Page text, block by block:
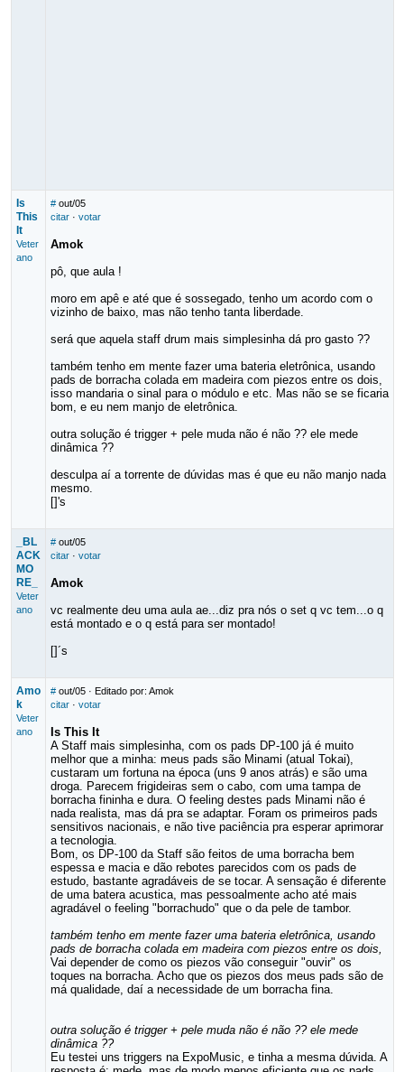
Is
This
It
Veter
ano
# out/05
citar· votar
Amok
pô, que aula !
moro em apê e até que é sossegado, tenho um acordo com o
vizinho de baixo, mas não tenho tanta liberdade.
será que aquela staff drum mais simplesinha dá pro gasto ??
também tenho em mente fazer uma bateria eletrônica, usando
pads de borracha colada em madeira com piezos entre os dois,
isso mandaria o sinal para o módulo e etc. Mas não se se ficaria
bom, e eu nem manjo de eletrônica.
outra solução é trigger + pele muda não é não ?? ele mede
dinâmica ??
desculpa aí a torrente de dúvidas mas é que eu não manjo nada
mesmo.
[]'s
_BL
ACK
MO
RE_
Veter
ano
# out/05
citar· votar
Amok
vc realmente deu uma aula ae...diz pra nós o set q vc tem...o q
está montado e o q está para ser montado!
[]´s
Amo
k
Veter
ano
# out/05· Editado por: Amok
citar· votar
Is This It
A Staff mais simplesinha, com os pads DP-100 já é muito
melhor que a minha: meus pads são Minami (atual Tokai),
custaram um fortuna na época (uns 9 anos atrás) e são uma
droga. Parecem frigideiras sem o cabo, com uma tampa de
borracha fininha e dura. O feeling destes pads Minami não é
nada realista, mas dá pra se adaptar. Foram os primeiros pads
sensitivos nacionais, e não tive paciência pra esperar aprimorar
a tecnologia.
Bom, os DP-100 da Staff são feitos de uma borracha bem
espessa e macia e dão rebotes parecidos com os pads de
estudo, bastante agradáveis de se tocar. A sensação é diferente
de uma batera acustica, mas pessoalmente acho até mais
agradável o feeling "borrachudo" que o da pele de tambor.
também tenho em mente fazer uma bateria eletrônica, usando
pads de borracha colada em madeira com piezos entre os dois,
Vai depender de como os piezos vão conseguir "ouvir" os
toques na borracha. Acho que os piezos dos meus pads são de
má qualidade, daí a necessidade de um borracha fina.
outra solução é trigger + pele muda não é não ?? ele mede
dinâmica ??
Eu testei uns triggers na ExpoMusic, e tinha a mesma dúvida. A